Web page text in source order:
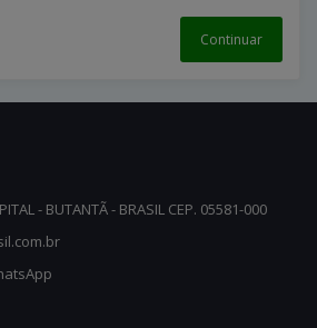
Continuar
- BUTANTÃ - BRASIL CEP. 05581-000